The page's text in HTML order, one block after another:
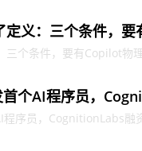
定义：三个条件，
三个条件，要有Copilot物
个AI程序员，
程序员，CognitionLabs融